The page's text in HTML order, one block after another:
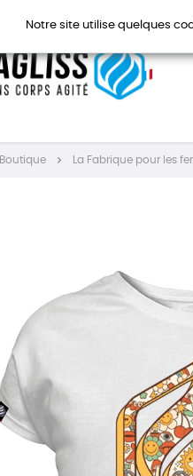
Boutique La Fabrique pour les
Notre site utilise quelques